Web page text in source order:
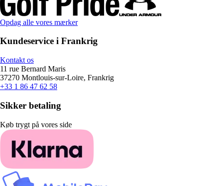
Opdag alle vores mærker
Kundeservice i Frankrig
Kontakt os
11 rue Bernard Maris
37270 Montlouis-sur-Loire, Frankrig
+33 1 86 47 62 58
Sikker betaling
Køb trygt på vores side